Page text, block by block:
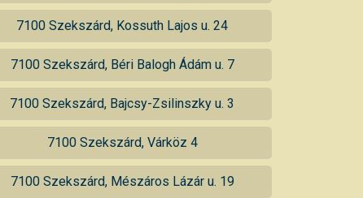
7100 Szekszárd, Kossuth Lajos u. 24
7100 Szekszárd, Béri Balogh Ádám u. 7
7100 Szekszárd, Bajcsy-Zsilinszky u. 3
7100 Szekszárd, Várköz 4
7100 Szekszárd, Mészáros Lázár u. 19